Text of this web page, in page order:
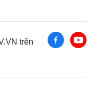
trên